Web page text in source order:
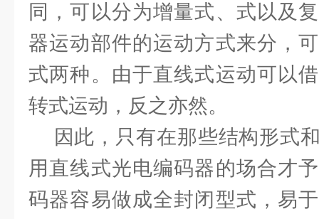
同，可以分为增量式、式以及
器运动部件的运动方式来分，
式两种。由于直线式运动可以
转式运动，反之亦然。
因此，只有在那些结构形式
用直线式光电编码器的场合才
码器容易做成全封闭型式，易